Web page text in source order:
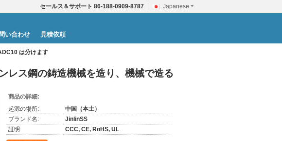
Japanese
セールス＆サポート 86-188-0909-8787
い合わせ 見積依頼
は分けます
レス鋼の鋳造機械を造り、機械で造る
商品の詳細:
起源の場所:
中国（本土）
ブランド名:
JinlinSS
証明:
CCC, CE, RoHS, UL